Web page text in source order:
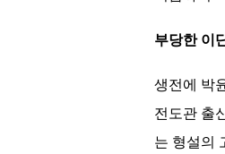
부당한 이
생전에 박
전도관 출
는 형설의